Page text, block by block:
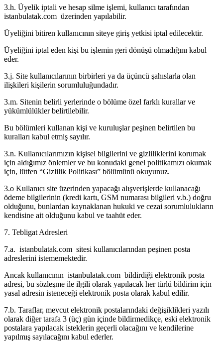
3.h. Üyelik iptali ve hesap silme işlemi, kullanıcı tarafından
istanbulatak.com üzerinden yapılabilir.
Üyeliğini bitiren kullanıcının siteye giriş yetkisi iptal edilecektir.
Üyeliğini iptal eden kişi bu işlemin geri dönüşü olmadığını kabul
eder.
3.j. Site kullanıcılarının birbirleri ya da üçüncü şahıslarla olan
ilişkileri kişilerin sorumluluğundadır.
3.m. Sitenin belirli yerlerinde o bölüme özel farklı kurallar ve
yükümlülükler belirtilebilir.
Bu bölümleri kullanan kişi ve kuruluşlar peşinen belirtilen bu
kuralları kabul etmiş sayılır.
3.n. Kullanıcılarımızın kişisel bilgilerini ve gizliliklerini korumak
için aldığımız önlemler ve bu konudaki genel politikamızı okumak
için, lütfen “Gizlilik Politikası” bölümünü okuyunuz.
3.o Kullanıcı site üzerinden yapacağı alışverişlerde kullanacağı
ödeme bilgilerinin (kredi kartı, GSM numarası bilgileri v.b.) doğru
olduğunu, bunlardan kaynaklanan hukuki ve cezai sorumlulukların
kendisine ait olduğunu kabul ve taahüt eder.
7. Tebligat Adresleri
7.a. istanbulatak.com sitesi kullanıcılarından peşinen posta
adreslerini istememektedir.
Ancak kullanıcının istanbulatak.com bildirdiği elektronik posta
adresi, bu sözleşme ile ilgili olarak yapılacak her türlü bildirim için
yasal adresin isteneceği elektronik posta olarak kabul edilir.
7.b. Taraflar, mevcut elektronik postalarındaki değişiklikleri yazılı
olarak diğer tarafa 3 (üç) gün içinde bildirmedikçe, eski elektronik
postalara yapılacak isteklerin geçerli olacağını ve kendilerine
yapılmış sayılacağını kabul ederler.